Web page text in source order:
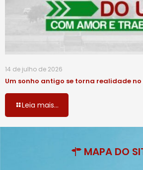
14 de julho de 2026
Um sonho antigo se torna realidade
Leia mais...
MAPA DO